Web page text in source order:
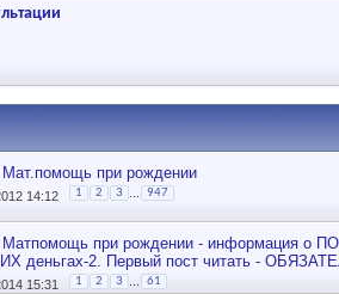
Мат.помощь при рождении
14:12 1 2 3 947
Матпомощь при рождении - информация о
деньгах-2. Первый пост читать -
15:31 1 2 3 61